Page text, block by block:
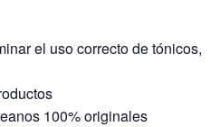
el uso correcto de tónicos,
100% originales